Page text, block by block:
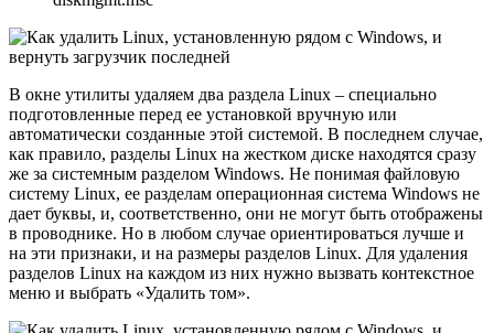
В окне утилиты удаляем два раздела Linux – специально
подготовленные перед ее установкой вручную или
автоматически созданные этой системой. В последнем случае,
как правило, разделы Linux на жестком диске находятся сразу
же за системным разделом Windows. Не понимая файловую
систему Linux, ее разделам операционная система Windows не
дает буквы, и, соответственно, они не могут быть отображены
в проводнике. Но в любом случае ориентироваться лучше и
на эти признаки, и на размеры разделов Linux. Для удаления
разделов Linux на каждом из них нужно вызвать контекстное
меню и выбрать «Удалить том».